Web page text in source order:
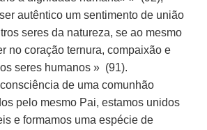
autêntico um sentimento de união
seres da natureza, se ao mesmo
no coração ternura, compaixão e
seres humanos » (91).
de uma comunhão
pelo mesmo Pai, estamos unidos
e formamos uma espécie de